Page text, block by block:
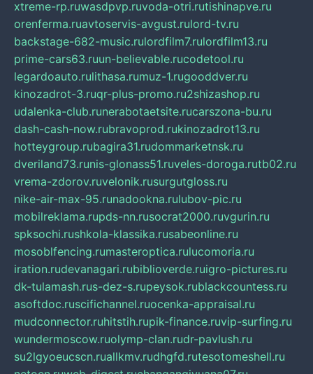
xtreme-rp.ruwasdpvp.ruvoda-otri.rutishinapve.ru
orenferma.ruavtoservis-avgust.rulord-tv.ru
backstage-682-music.rulordfilm7.rulordfilm13.ru
prime-cars63.ruun-believable.rucodetool.ru
legardoauto.rulithasa.rumuz-1.rugooddver.ru
kinozadrot-3.ruqr-plus-promo.ru2shizashop.ru
udalenka-club.runerabotaetsite.rucarszona-bu.ru
dash-cash-now.rubravoprod.rukinozadrot13.ru
hotteygroup.rubagira31.rudommarketnsk.ru
dveriland73.runis-glonass51.ruveles-doroga.rutb02.ru
vrema-zdorov.ruvelonik.rusurgutgloss.ru
nike-air-max-95.runadookna.rulubov-pic.ru
mobilreklama.rupds-nn.rusocrat2000.ruvgurin.ru
spksochi.rushkola-klassika.rusabeonline.ru
mosoblfencing.rumasteroptica.rulucomoria.ru
iration.rudevanagari.rubiblioverde.ruigro-pictures.ru
dk-tulamash.rus-dez-s.rupeysok.rublackcountess.ru
asoftdoc.ruscifichannel.ruocenka-appraisal.ru
mudconnector.ruhitstih.rupik-finance.ruvip-surfing.ru
wundermoscow.ruolymp-clan.rudr-pavlush.ru
su2lgyoeucscn.ruallkmv.rudhgfd.rutesotomeshell.ru